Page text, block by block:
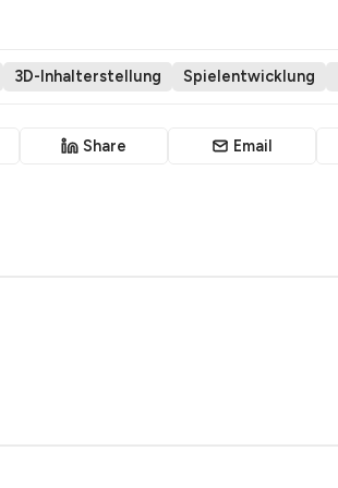
3D-Inhalterstellung Spielentwicklung
Share Email